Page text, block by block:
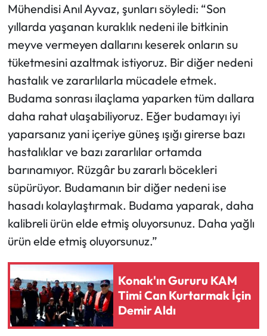
Mühendisi Anıl Ayvaz, şunları söyledi: “Son
yıllarda yaşanan kuraklık nedeni ile bitkinin
meyve vermeyen dallarını keserek onların su
tüketmesini azaltmak istiyoruz. Bir diğer nedeni
hastalık ve zararlılarla mücadele etmek.
Budama sonrası ilaçlama yaparken tüm dallara
daha rahat ulaşabiliyoruz. Eğer budamayı iyi
yaparsanız yani içeriye güneş ışığı girerse bazı
hastalıklar ve bazı zararlılar ortamda
barınamıyor. Rüzgâr bu zararlı böcekleri
süpürüyor. Budamanın bir diğer nedeni ise
hasadı kolaylaştırmak. Budama yaparak, daha
kalibreli ürün elde etmiş oluyorsunuz. Daha yağlı
ürün elde etmiş oluyorsunuz.”
Konak'ın Gururu KAM
Timi Can Kurtarmak İçin
Demir Aldı